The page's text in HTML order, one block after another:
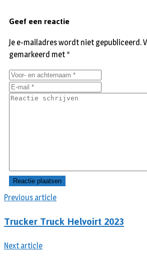
Previous article
Trucker Truck Helvoirt 2023
Next article
Geef een reactie
Je e-mailadres wordt niet gepubliceerd.
gemarkeerd met *